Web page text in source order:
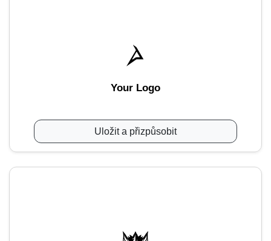
Your Logo
Uložit a přizpůsobit